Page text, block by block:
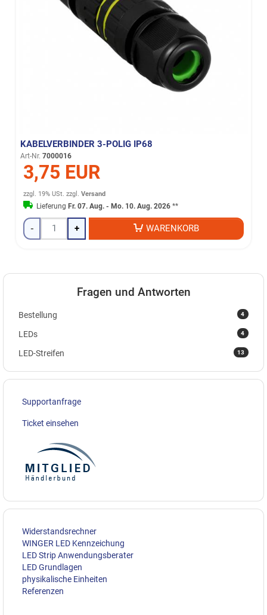
KABELVERBINDER 3-POLIG IP68
Art-Nr. 7000016
3,75 EUR
zzgl. 19% USt. zzgl.Versand
LieferungFr. 07. Aug. - Mo. 10. Aug. 2026 **
- + WARENKORB
Fragen und Antworten
4
Bestellung
4
LEDs
13
LED-Streifen
Supportanfrage
Ticket einsehen
Widerstandsrechner
WINGER LED Kennzeichung
LED Strip Anwendungsberater
LED Grundlagen
physikalische Einheiten
Referenzen